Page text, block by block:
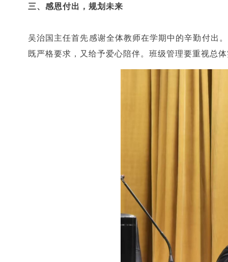
三、感恩付出，规划未来
吴治国主任首先感谢全体教师在学期中的辛勤付出
既严格要求，又给予爱心陪伴。班级管理要重视总